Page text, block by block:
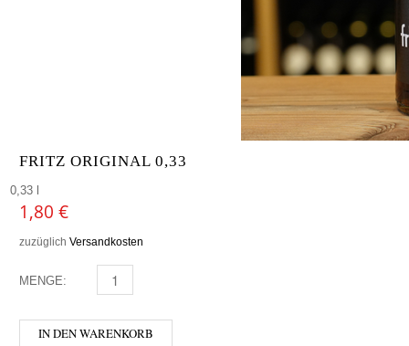
FRITZ ORIGINAL 0,33
0,33 l
1,80 €
zuzüglich Versandkosten
MENGE: FRITZ ORIGINAL 0,33 MENGE
IN DEN WARENKORB